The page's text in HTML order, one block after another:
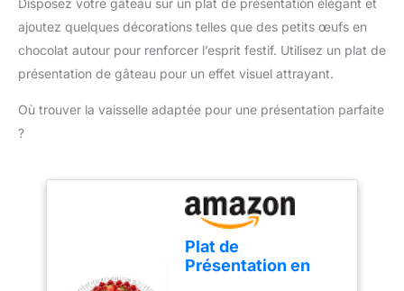
les surfaces de la cuisine
contre les brûlures. Ce
produit ne passe pas au
lave-vaisselle.
et son poids est de 198
Disposez votre gâteau sur un plat de présentation élégant et
ajoutez quelques décorations telles que des petits œufs en
chocolat autour pour renforcer l’esprit festif. Utilisez un plat de
présentation de gâteau pour un effet visuel attrayant.
Où trouver la vaisselle adaptée pour une présentation parfaite
?
Plat de
Présentation en